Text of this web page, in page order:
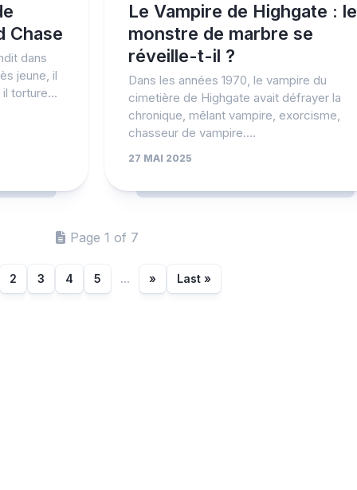
Chase
dans
jeune, il
torture...
Le Vampire de Highgate : le
monstre de marbre se
réveille-t-il ?
Dans les années 1970, le vampire du
cimetière de Highgate avait défrayer la
chronique, mêlant vampire, exorcisme,
chasseur de vampire....
27 MAI 2025
Page 1 of 7
2 3 4 5 ... » Last »